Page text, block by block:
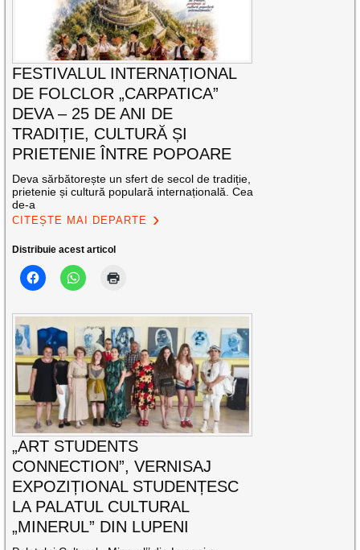
FESTIVALUL INTERNAȚIONAL
DE FOLCLOR „CARPATICA”
DEVA – 25 DE ANI DE
TRADIȚIE, CULTURĂ ȘI
PRIETENIE ÎNTRE POPOARE
Deva sărbătorește un sfert de secol de tradiție,
prietenie și cultură populară internațională. Cea
de-a
CITEȘTE MAI DEPARTE
Distribuie acest articol
„ART STUDENTS
CONNECTION”, VERNISAJ
EXPOZIȚIONAL STUDENȚESC
LA PALATUL CULTURAL
„MINERUL” DIN LUPENI